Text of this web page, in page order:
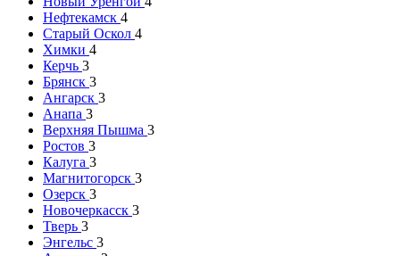
Нефтекамск 4
Старый Оскол 4
Химки 4
Керчь 3
Брянск 3
Ангарск 3
Анапа 3
Верхняя Пышма 3
Ростов 3
Калуга 3
Магнитогорск 3
Озерск 3
Новочеркасск 3
Тверь 3
Энгельс 3